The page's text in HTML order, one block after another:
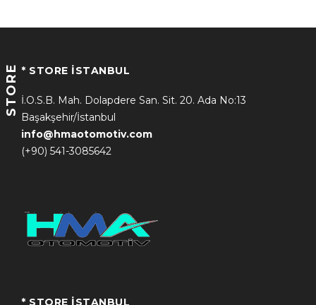
STORE * STORE İSTANBUL
İ.O.S.B. Mah. Dolapdere San. Sit. 20. Ada No:13
Başakşehir/İstanbul
info@hmaotomotiv.com
(+90) 541-3085642
* STORE İSTANBUL